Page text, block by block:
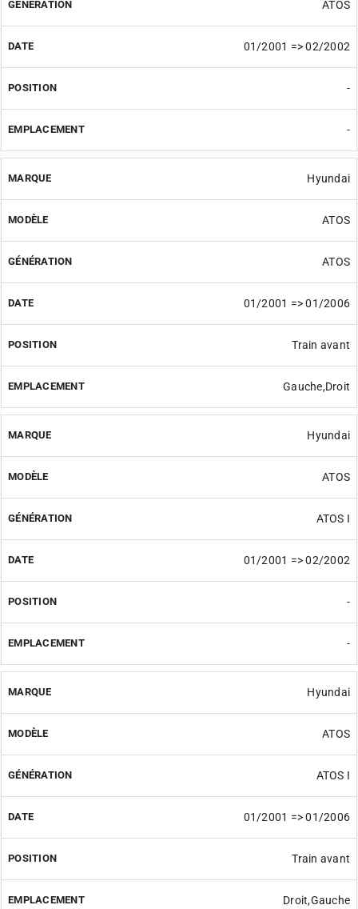
ATOS
01/2001 => 02/2002
-
-
Hyundai
ATOS
ATOS
01/2001 => 01/2006
Train avant
Gauche,Droit
Hyundai
ATOS
ATOS I
01/2001 => 02/2002
-
-
Hyundai
ATOS
ATOS I
01/2001 => 01/2006
Train avant
Droit,Gauche